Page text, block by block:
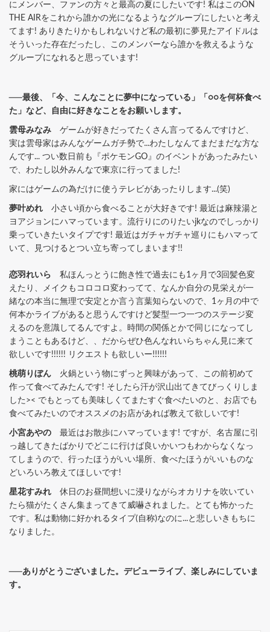
にメンバー、ファンの方々と最高の夏にしたいです! 私はこのON
THE AIRをこれから誰かの光になるようなグループにしたいと考え
てます! ありきたりかもしれないけど私の最初に夢見たアイドルは
そういった存在だったし、このメンバーなら誰かを救えるような
グループになれると思っています!
──最後、「今、こんなことに夢中になっている」「○○を何杯食べ
た」など、自由に好きなことをお願いします。
雲母みなみ ゲームが好きだってたくさん言ってるんですけど、
実は雲母家はみんなゲームガチ勢で...わたしなんてまだまだな方な
んです... つい数日前も『ポケモンGO』のイベントがあったみたい
で、わたし以外みんなで東京に行ってました!
家にはゲームの為だけに使うテレビがあったりします...(笑)
夢叶めれ 小さい頃から食べることが大好きです! 最近は麻辣湯と
ヨアジョンにハマっています。流行りにのりたいjkなのでしっかり
乗っていきたいタイプです! 最近はガチャガチャ巡りにもハマって
いて、見つけるとつい立ち寄ってしまいます!!
恋羽れいら 私ほんっとうに飽き性で過去にも1ヶ月で3回髪色変
えたり、メイクもコロコロ変わってて、なんか自分の見栄えが一
緒なの本当に無理で安定とか言う言葉知らないので、1ヶ月の中で
何本かライブがあると思うんですけど髪型一つ一つのステージ変
えるのを意識してるんですよ。時間の関係とかで同じになってし
まうこともあるけど、、だからぜひ色んなれいらちゃん見に来て
欲しいです!!!!!! リクエストも欲しいー!!!!!!
桃萌りぼん 火鍋という物にずっと興味があって、この前初めて
作って食べてみたんです! そしたら汗が沢山出てきてびっくりしま
した>< でもとっても美味しくてまたすぐ食べたいのと、お店でも
食べてみたいのでオススメのお店があれば教えて欲しいです!
小宮あやの 最近はお散歩にハマっています! ですが、名古屋に引
っ越してきたばかりでどこに行けば良いかいつもわからなくなっ
てしまうので、行ったほうがいい場所、食べたほうがいいものな
どいろいろ教えてほしいです!
星花すみれ 休日のお昼間想いに浸りながらオカリナを吹いてい
たら猫がたくさん集まってきて威嚇されました。とても怖かった
です。私は動物に好かれるタイプ(自称)なのに...と悲しいきもちに
なりました。
──ありがとうございました。デビューライブ、楽しみにしていま
す。